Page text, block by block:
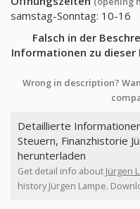
samstag-Sonntag: 10-16
Falsch in der
Informationen zu dieser
Wrong in description?
Detaillierte
Steuern, Finanzhistorie
herunterladen
Get detail info about Jürgen
history Jürgen Lampe.